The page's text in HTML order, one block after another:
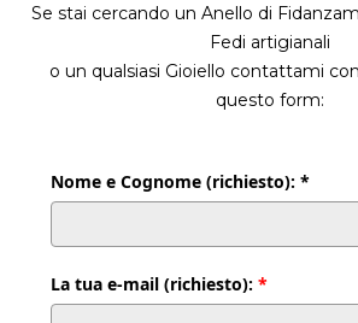
Se stai cercando un Anello di
Fedi artigianali
o un qualsiasi Gioiello contattami
questo form:
Nome e Cognome (richiesto): *
La tua e-mail (richiesto):*